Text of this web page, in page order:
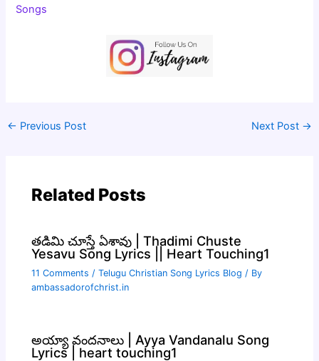
Songs
← Previous Post Next Post →
Related Posts
తడిమి చూస్తే ఏశావు | Thadimi Chuste
Yesavu Song Lyrics || Heart Touching1
11 Comments /Telugu Christian Song Lyrics Blog / By
ambassadorofchrist.in
అయ్యా వందనాలు | Ayya Vandanalu Song
Lyrics | heart touching1